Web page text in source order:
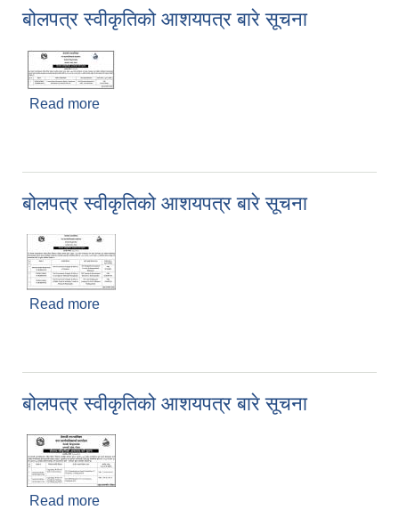
बोलपत्र स्वीकृतिको आशयपत्र बारे सूचना
Read more
बोलपत्र स्वीकृतिको आशयपत्र बारे सूचना
Read more
बोलपत्र स्वीकृतिको आशयपत्र बारे सूचना
Read more